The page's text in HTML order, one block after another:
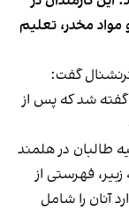
مخدر، تعلیم
گفت:
شد که پس از
طالبان در هلمند
فهرستی از
آنان را شامل